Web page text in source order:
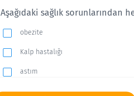
Aşağıdaki sağlık sorunlarından
obezite
Kalp hastalığı
astım
Kanser